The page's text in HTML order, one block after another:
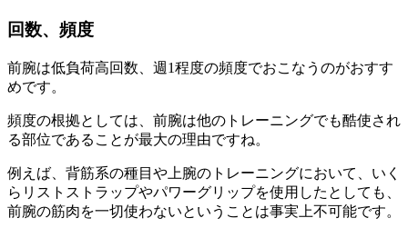
回数、頻度
前腕は低負荷高回数、週1程度の頻度でおこなうのがおすす
めです。
頻度の根拠としては、 前腕は他のトレーニングでも酷使され
る部位であることが最大の理由ですね。
例えば、背筋系の種目や上腕のトレーニングにおいて、いく
らリストストラップやパワーグリップを使用したとしても、
前腕の筋肉を一切使わないということは事実上不可能です。